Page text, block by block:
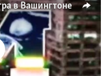
в Вашингтоне
available